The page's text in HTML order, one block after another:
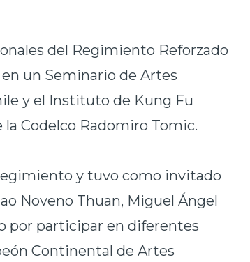
del Regimiento Reforzado
un Seminario de Artes
y el Instituto de Kung Fu
la Codelco Radomiro Tomic.
y tuvo como invitado
Noveno Thuan, Miguel Ángel
por participar en diferentes
Continental de Artes